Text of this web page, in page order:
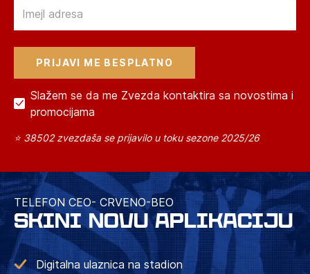
Slažem se da me Zvezda kontaktira sa novostima i
promocijama
⭐ 38502 zvezdaša se prijavilo u toku sezone 2025/26
TELEFON CEO- CRVENO-BEO
SKINI NOVU APLIKACIJU
Digitalna ulaznica na stadion